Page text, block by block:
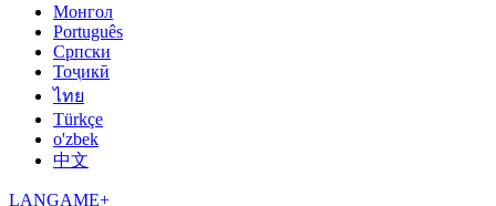
Монгол
Português
Српски
Тоҷикӣ
ไทย
Türkçe
o'zbek
中文
LANGAME+